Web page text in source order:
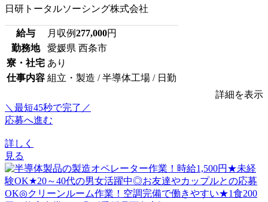
日研トータルソーシング株式会社
給与 月収例277,000円
勤務地
愛媛県 西条市
寮・社宅 あり
仕事内容 組立・製造 / 半導体工場 / 日勤
詳細を表示
＼最短45秒で完了／
応募へ進む
詳しく
見る